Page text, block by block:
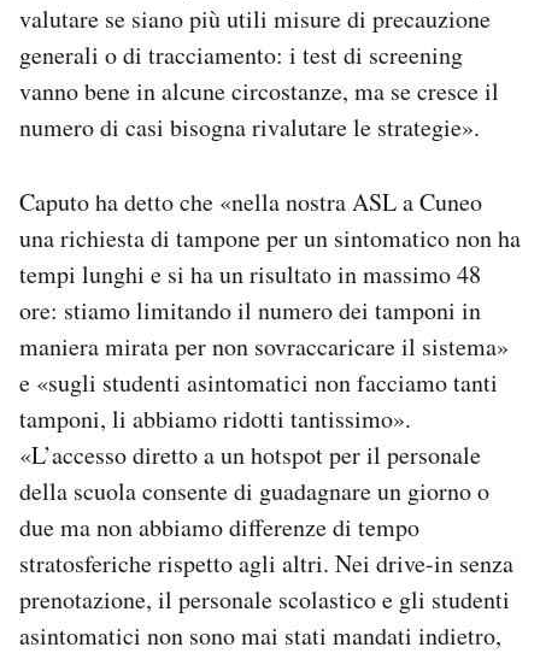
valutare se siano più utili misure di precauzione
generali o di tracciamento: i test di screening
vanno bene in alcune circostanze, ma se cresce il
numero di casi bisogna rivalutare le strategie».
Caputo ha detto che «nella nostra ASL a Cuneo
una richiesta di tampone per un sintomatico non ha
tempi lunghi e si ha un risultato in massimo 48
ore: stiamo limitando il numero dei tamponi in
maniera mirata per non sovraccaricare il sistema»
e «sugli studenti asintomatici non facciamo tanti
tamponi, li abbiamo ridotti tantissimo».
«L’accesso diretto a un hotspot per il personale
della scuola consente di guadagnare un giorno o
due ma non abbiamo differenze di tempo
stratosferiche rispetto agli altri. Nei drive-in senza
prenotazione, il personale scolastico e gli studenti
asintomatici non sono mai stati mandati indietro,